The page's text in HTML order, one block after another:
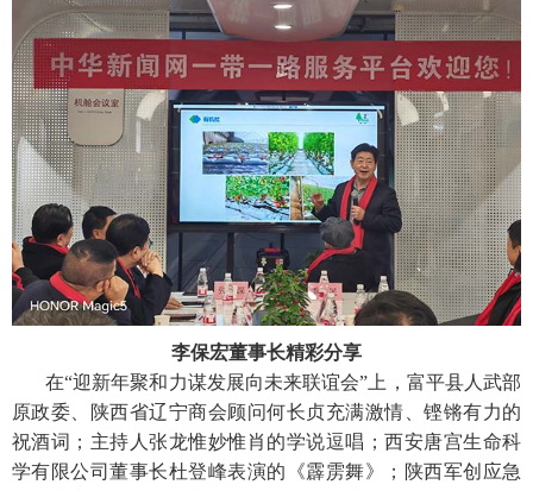
李保宏董事长精彩分享
在“迎新年聚和力谋发展向未来联谊会”上，富平县人武部
原政委、陕西省辽宁商会顾问何长贞充满激情、铿锵有力的
祝酒词；主持人张龙惟妙惟肖的学说逗唱；西安唐宫生命科
学有限公司董事长杜登峰表演的《霹雳舞》；陕西军创应急